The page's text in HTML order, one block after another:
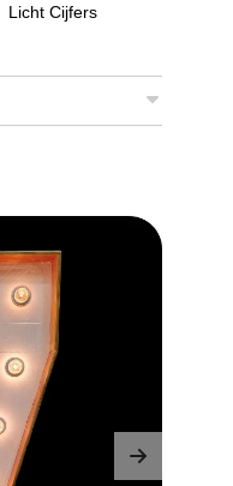
Licht Cijfers
Next